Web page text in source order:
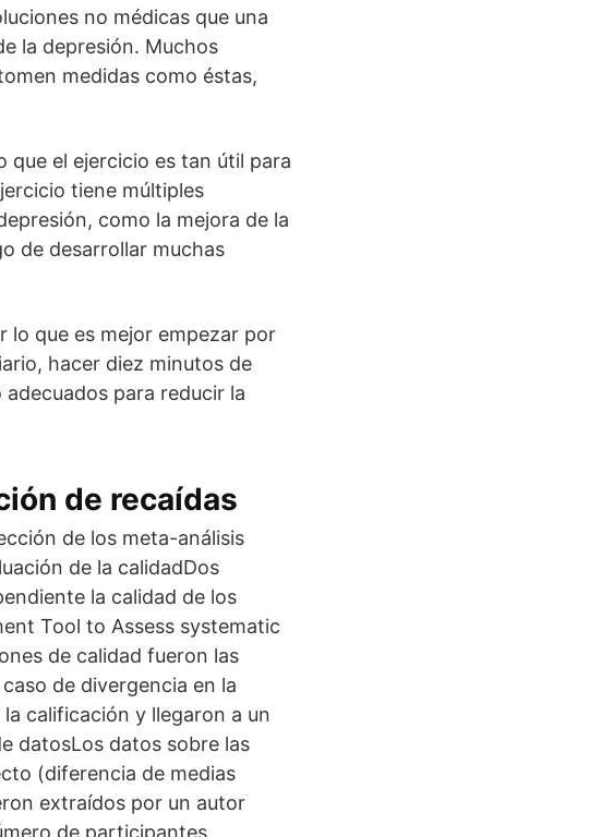
no médicas que una
la depresión. Muchos
medidas como éstas,
el ejercicio es tan útil para
tiene múltiples
como la mejora de la
de desarrollar muchas
lo que es mejor empezar por
hacer diez minutos de
para reducir la
de recaídas
de los meta-análisis
de la calidadDos
la calidad de los
Tool to Assess systematic
de calidad fueron las
de divergencia en la
calificación y llegaron a un
datosLos datos sobre las
(diferencia de medias
extraídos por un autor
de participantes